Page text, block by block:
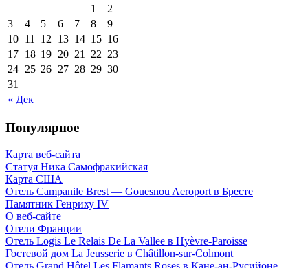
« Дек
1
2
3
4 5 6 7 8
9
10 11 12 13 14 15 16
17 18 19 20 21 22 23
24 25 26 27 28 29 30
31
Популярное
Карта веб-сайта
Статуя Ника Самофракийская
Карта США
Отель Campanile Brest — Gouesnou Aeroport в Бресте
Памятник Генриху IV
О веб-сайте
Отели Франции
Отель Logis Le Relais De La Vallee в Hyèvre-Paroisse
Гостевой дом La Jeusserie в Châtillon-sur-Colmont